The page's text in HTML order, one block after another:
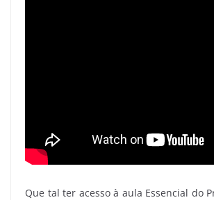
Que tal ter acesso à aula Essencial do